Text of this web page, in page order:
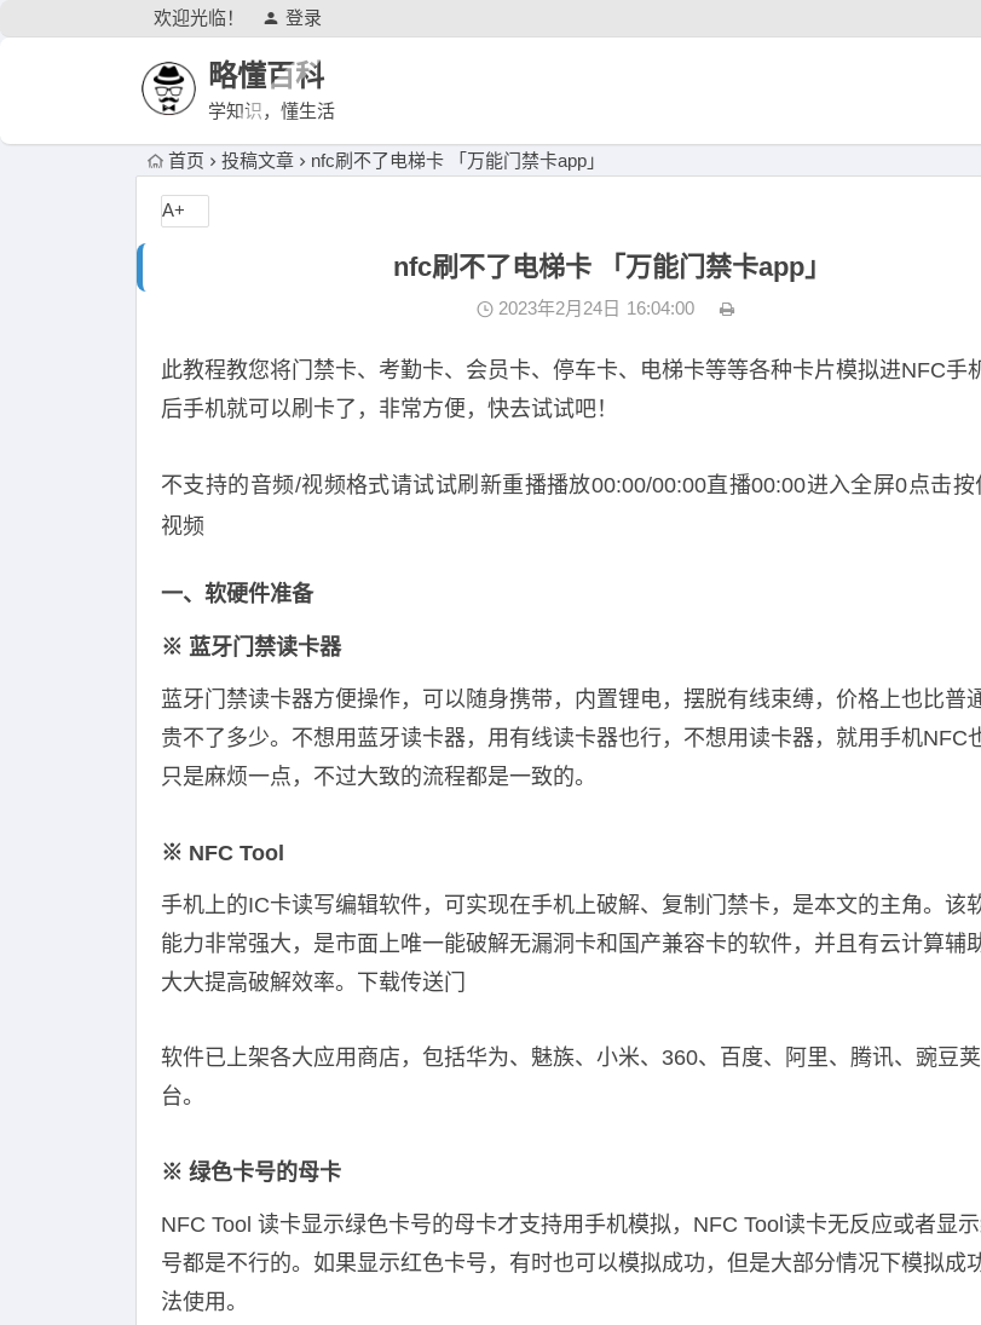
欢迎光临！ 登录
略懂百科
学知识，懂生活
首页 投稿文章 nfc刷不了电梯卡 「万能门禁卡app」
nfc刷不了电梯卡 「万能门禁卡app」
2023年2月24日 16:04:00
此教程教您将门禁卡、考勤卡、会员卡、停车卡、电梯卡等等各种卡片模拟进NFC手
后手机就可以刷卡了，非常方便，快去试试吧！
不支持的音频/视频格式请试试刷新重播播放00:00/00:00直播00:00进入全屏0点击按
视频
一、软硬件准备
※ 蓝牙门禁读卡器
蓝牙门禁读卡器方便操作，可以随身携带，内置锂电，摆脱有线束缚，价格上也比普
贵不了多少。不想用蓝牙读卡器，用有线读卡器也行，不想用读卡器，就用手机NFC
只是麻烦一点，不过大致的流程都是一致的。
※ NFC Tool
手机上的IC卡读写编辑软件，可实现在手机上破解、复制门禁卡，是本文的主角。该
能力非常强大，是市面上唯一能破解无漏洞卡和国产兼容卡的软件，并且有云计算辅
大大提高破解效率。下载传送门
软件已上架各大应用商店，包括华为、魅族、小米、360、百度、阿里、腾讯、豌豆
台。
※ 绿色卡号的母卡
NFC Tool 读卡显示绿色卡号的母卡才支持用手机模拟，NFC Tool读卡无反应或者显
号都是不行的。如果显示红色卡号，有时也可以模拟成功，但是大部分情况下模拟成
法使用。
A+